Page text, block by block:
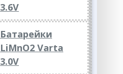
3.6V
Батарейки
LiMnO2 Varta
3.0V